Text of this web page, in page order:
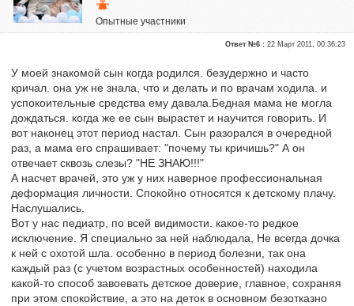
Опытные участники
Сказали "Спасибо": 1
Ответ №6 :22 Март 2011, 00:36:23
У моей знакомой сын когда родился. безудержно и часто
кричал. она уж не знала, что и делать и по врачам ходила. и
успокоительные средства ему давала.Бедная мама не могла
дождаться. когда же ее сын вырастет и научится говорить. И
вот наконец этот период настал. Сын разорался в очередной
раз, а мама его спрашивает: "почему ты кричишь?" А он
отвечает сквозь слезы? "НЕ ЗНАЮ!!!"
А насчет врачей, это уж у них наверное профессиональная
деформация личности. Спокойно относятся к детскому плачу.
Наслушались.
Вот у нас педиатр, по всей видимости. какое-то редкое
исключение. Я специально за ней наблюдала, Не всегда дочка
к ней с охотой шла. особенно в период болезни, так она
каждый раз (с учетом возрастных особенностей) находила
какой-то способ завоевать детское доверие, главное, сохраняя
при этом спокойствие, а это на деток в основном безотказно